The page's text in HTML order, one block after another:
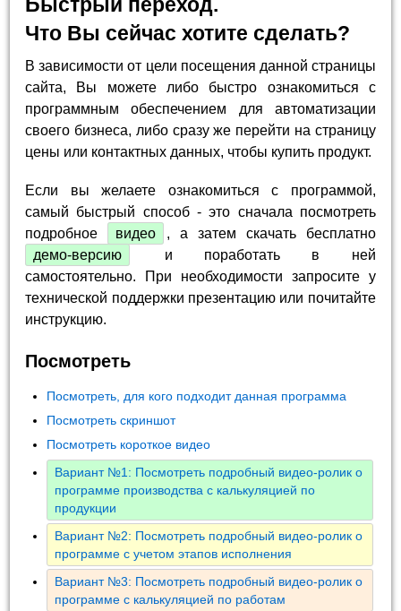
Что Вы сейчас хотите сделать?
В зависимости от цели посещения данной страницы
сайта, Вы можете либо быстро ознакомиться с
программным обеспечением для автоматизации
своего бизнеса, либо сразу же перейти на страницу
цены или контактных данных, чтобы купить продукт.
Если вы желаете ознакомиться с программой,
самый быстрый способ - это сначала посмотреть
подробное
видео
, а затем скачать бесплатно
демо-версию
и поработать в ней
самостоятельно. При необходимости запросите у
технической поддержки презентацию или почитайте
инструкцию.
Посмотреть
Посмотреть, для кого подходит данная программа
Посмотреть скриншот
Посмотреть короткое видео
Вариант №1: Посмотреть подробный видео-ролик о
программе производства с калькуляцией по
продукции
Вариант №2: Посмотреть подробный видео-ролик о
программе с учетом этапов исполнения
Вариант №3: Посмотреть подробный видео-ролик о
программе с калькуляцией по работам